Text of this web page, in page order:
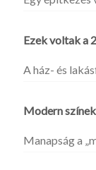
Ezek voltak a
A ház- és
Modern
Manapság a